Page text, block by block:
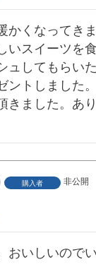
かくなってき
いスイーツを
ュしてもらい
ントしました
きました。あ
購入者
非公開
おいしいので